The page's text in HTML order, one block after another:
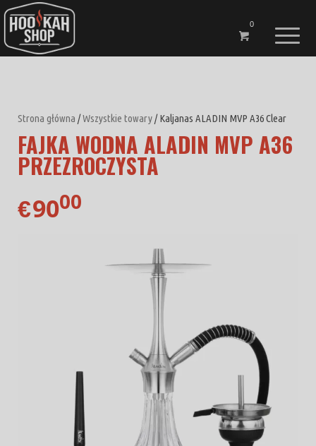
0
Strona główna /Wszystkie towary/ Kaljanas ALADIN MVP A36 Clear
FAJKA WODNA ALADIN MVP A36
PRZEZROCZYSTA
€9000